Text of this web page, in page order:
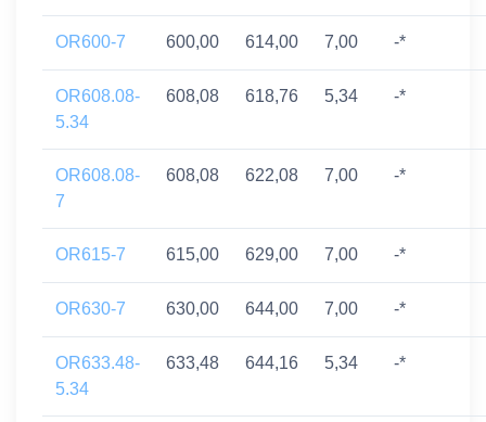
OR600-7 600,00 614,00 7,00 -*
OR608.08-
5.34
608,08 618,76 5,34 -*
OR608.08-
7
608,08 622,08 7,00 -*
OR615-7 615,00 629,00 7,00 -*
OR630-7 630,00 644,00 7,00 -*
OR633.48-
5.34
633,48 644,16 5,34 -*